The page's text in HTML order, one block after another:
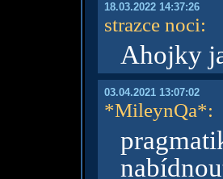
18.03.2022 14:37:26
strazce noci:
Ahojky
03.04.2021 13:07:02
*MileynQa*: